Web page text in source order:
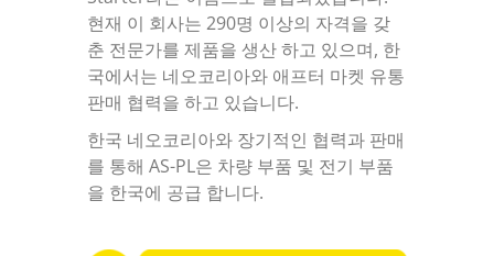
현재 이 회사는 290명 이상의 자격을 갖
춘 전문가를 제품을 생산 하고 있으며, 한
국에서는 네오코리아와 애프터 마켓 유통
판매 협력을 하고 있습니다.
한국 네오코리아와 장기적인 협력과 판매
를 통해 AS-PL은 차량 부품 및 전기 부품
을 한국에 공급 합니다.